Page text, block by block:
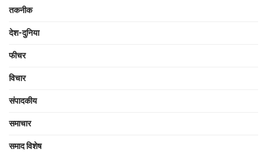
तकनीक
देश-दुनिया
फीचर
विचार
संपादकीय
समाचार
समाद विशेष